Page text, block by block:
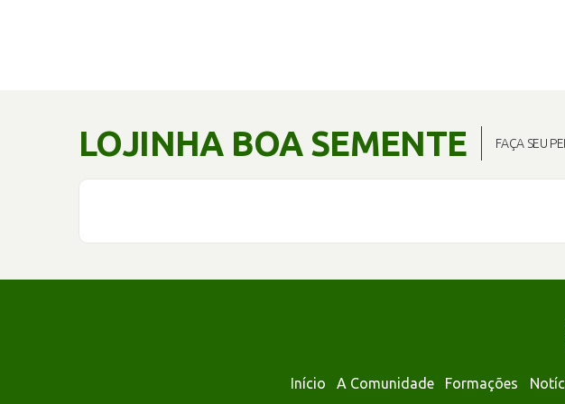
LOJINHA BOA SEMENTE FAÇA SEU
Início A Comunidade Formações